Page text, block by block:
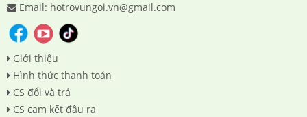
Email: hotrovungoi.vn@gmail.com
Giới thiệu
Hình thức thanh toán
CS đổi và trả
CS cam kết đầu ra